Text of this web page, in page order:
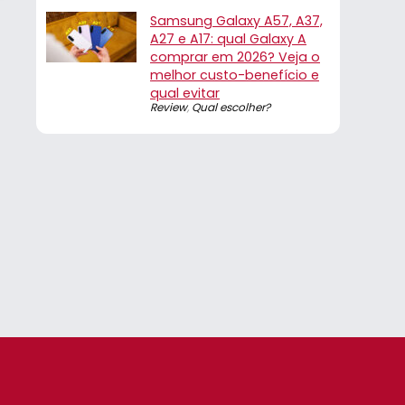
Samsung Galaxy A57, A37,
A27 e A17: qual Galaxy A
comprar em 2026? Veja o
melhor custo-benefício e
qual evitar
Review, Qual escolher?